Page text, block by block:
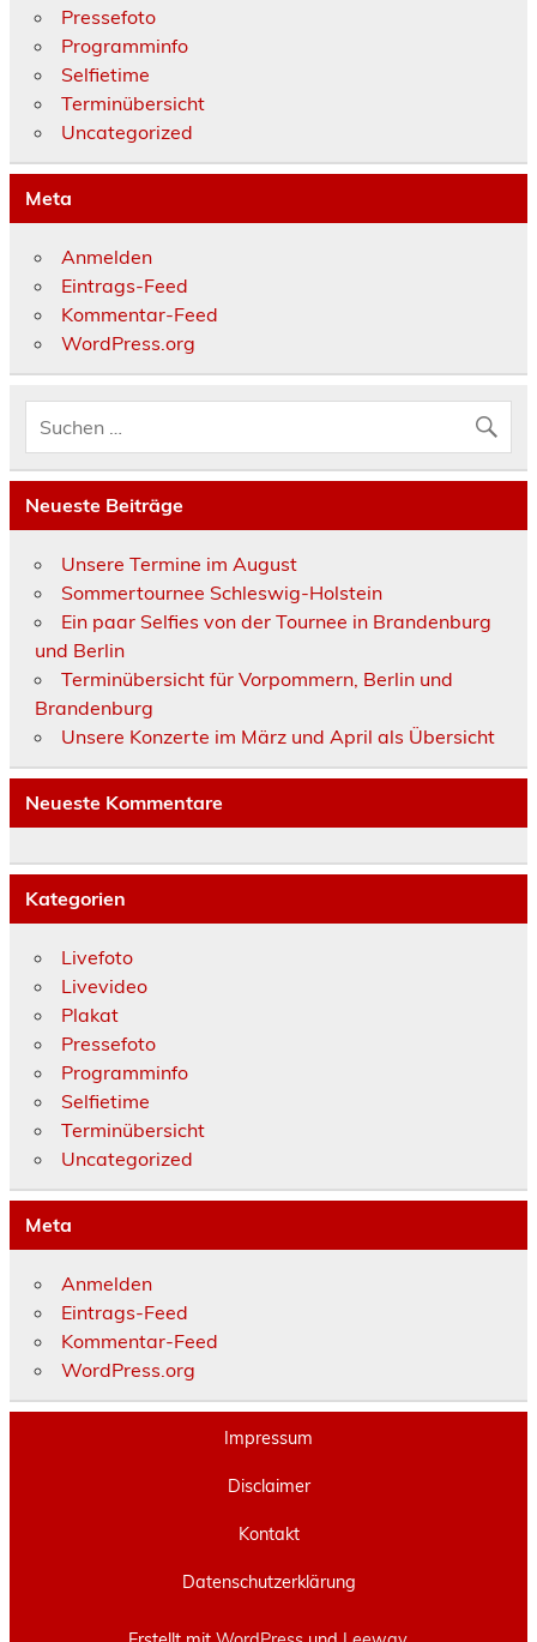
Pressefoto
Programminfo
Selfietime
Terminübersicht
Uncategorized
Meta
Anmelden
Eintrags-Feed
Kommentar-Feed
WordPress.org
Neueste Beiträge
Unsere Termine im August
Sommertournee Schleswig-Holstein
Ein paar Selfies von der Tournee in Brandenburg
und Berlin
Terminübersicht für Vorpommern, Berlin und
Brandenburg
Unsere Konzerte im März und April als Übersicht
Neueste Kommentare
Kategorien
Livefoto
Livevideo
Plakat
Pressefoto
Programminfo
Selfietime
Terminübersicht
Uncategorized
Meta
Anmelden
Eintrags-Feed
Kommentar-Feed
WordPress.org
Impressum
Disclaimer
Kontakt
Datenschutzerklärung